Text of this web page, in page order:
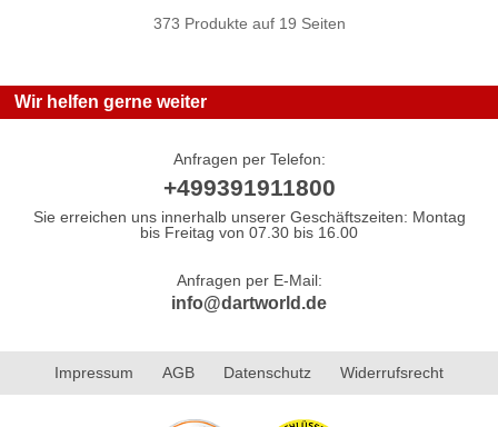
373 Produkte auf 19 Seiten
Wir helfen gerne weiter
Anfragen per Telefon:
+499391911800
Sie erreichen uns innerhalb unserer Geschäftszeiten: Montag
bis Freitag von 07.30 bis 16.00
Anfragen per E-Mail:
info@dartworld.de
Impressum AGB Datenschutz Widerrufsrecht